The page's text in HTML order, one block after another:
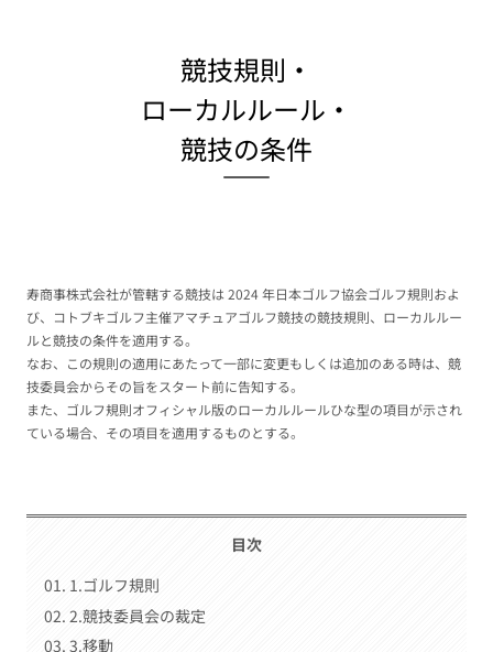
競技規則・
ローカルルール・
競技の条件
寿商事株式会社が管轄する競技は 2024 年日本ゴルフ協会ゴルフ規則およ
び、コトブキゴルフ主催アマチュアゴルフ競技の競技規則、ローカルルー
ルと競技の条件を適用する。
なお、この規則の適用にあたって一部に変更もしくは追加のある時は、競
技委員会からその旨をスタート前に告知する。
また、ゴルフ規則オフィシャル版のローカルルールひな型の項目が示され
ている場合、その項目を適用するものとする。
目次
1.ゴルフ規則
2.競技委員会の裁定
3.移動